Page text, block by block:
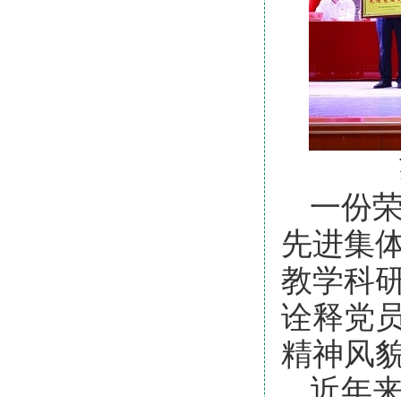
一份
先进集
教学科
诠释党
精神风